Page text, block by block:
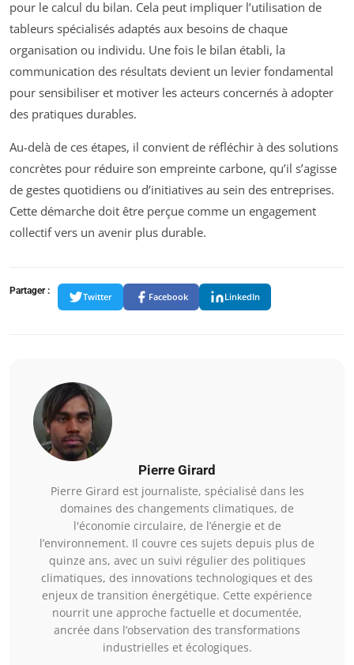
pour le calcul du bilan. Cela peut impliquer l’utilisation de
tableurs spécialisés adaptés aux besoins de chaque
organisation ou individu. Une fois le bilan établi, la
communication des résultats devient un levier fondamental
pour sensibiliser et motiver les acteurs concernés à adopter
des pratiques durables.
Au-delà de ces étapes, il convient de réfléchir à des solutions
concrètes pour réduire son empreinte carbone, qu’il s’agisse
de gestes quotidiens ou d’initiatives au sein des entreprises.
Cette démarche doit être perçue comme un engagement
collectif vers un avenir plus durable.
Partager :
Twitter Facebook LinkedIn
Pierre Girard
Pierre Girard est journaliste, spécialisé dans les
domaines des changements climatiques, de
l'économie circulaire, de l’énergie et de
l’environnement. Il couvre ces sujets depuis plus de
quinze ans, avec un suivi régulier des politiques
climatiques, des innovations technologiques et des
enjeux de transition énergétique. Cette expérience
nourrit une approche factuelle et documentée,
ancrée dans l’observation des transformations
industrielles et écologiques.